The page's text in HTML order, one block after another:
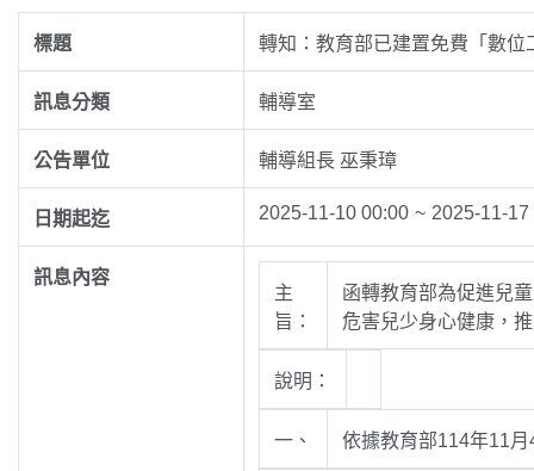
標題 轉知：教育部已建置免費「數
訊息分類 輔導室
公告單位 輔導組長 巫秉璋
日期起迄 2025-11-10 00:00 ~ 2025-11-17
訊息內容
主
旨：
函轉教育部為促進兒
危害兒少身心健康，
說明：
一、 依據教育部114年11